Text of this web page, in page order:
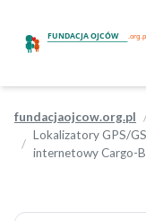
fundacjaojcow.org.pl
Lokalizatory GPS/
internetowy Cargo-